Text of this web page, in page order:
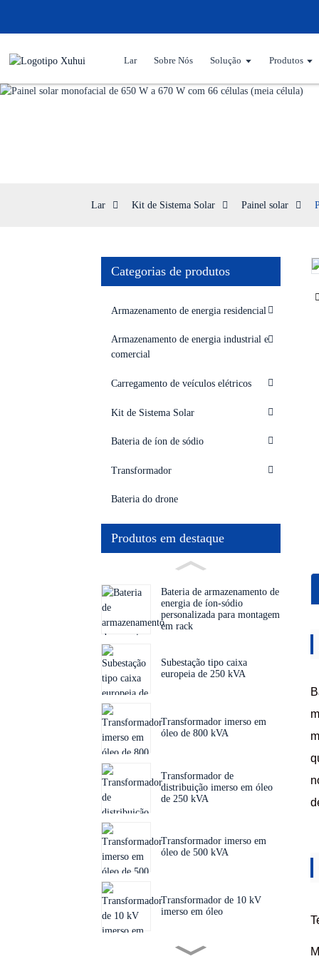
Lar Sobre Nós Solução Produtos
Lar Kit de Sistema Solar Painel solar
Categorias de produtos
Armazenamento de energia residencial
Armazenamento de energia industrial e
comercial
Carregamento de veículos elétricos
Kit de Sistema Solar
Bateria de íon de sódio
Transformador
Bateria do drone
Produtos em destaque
Bateria de armazenamento de
energia de íon-sódio
personalizada para montagem
em rack
Subestação tipo caixa
europeia de 250 kVA
Transformador imerso em
óleo de 800 kVA
Transformador de
distribuição imerso em óleo
de 250 kVA
Transformador imerso em
óleo de 500 kVA
Transformador de 10 kV
imerso em óleo
Loading...
Loading...